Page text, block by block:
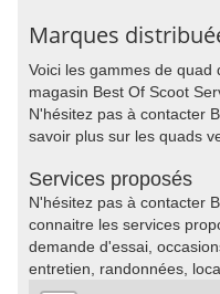
Marques
Voici les gammes de
magasin Best Of Scoot
N'hésitez pas à contacter
savoir plus sur les quads
Services proposés
N'hésitez pas à contacter
connaitre les services
demande d'essai,
entretien, randonnées,